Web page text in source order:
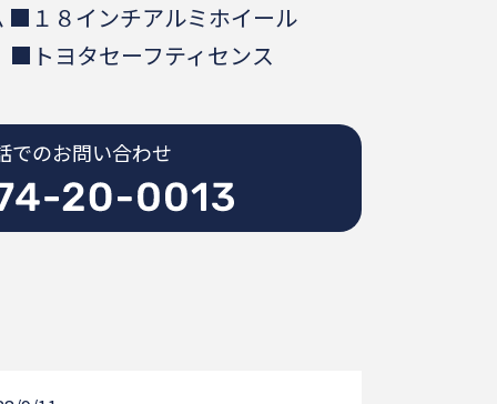
１８インチアルミホイール
ヨタセーフティセンス
でのお問い合わせ